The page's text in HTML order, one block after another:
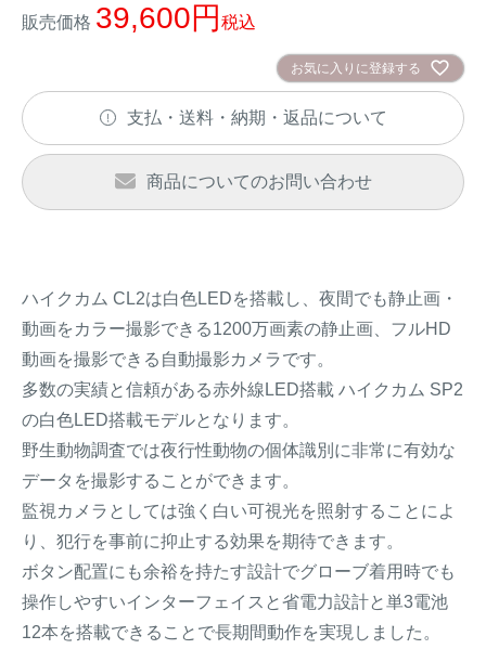
販売価格 39,600 税込
お気に入りに登録する
支払・送料・納期・返品について
商品についてのお問い合わせ
ハイクカム CL2は白色LEDを搭載し、夜間でも静止画・
動画をカラー撮影できる1200万画素の静止画、フルHD
動画を撮影できる自動撮影カメラです。
多数の実績と信頼がある赤外線LED搭載 ハイクカム SP2
の白色LED搭載モデルとなります。
野生動物調査では夜行性動物の個体識別に非常に有効な
データを撮影することができます。
監視カメラとしては強く白い可視光を照射することによ
り、犯行を事前に抑止する効果を期待できます。
ボタン配置にも余裕を持たす設計でグローブ着用時でも
操作しやすいインターフェイスと省電力設計と単3電池
12本を搭載できることで長期間動作を実現しました。
タヌキ対策
アナグマ対策
鳥・カラス対策
ブラックバス・
ブルーギル対策